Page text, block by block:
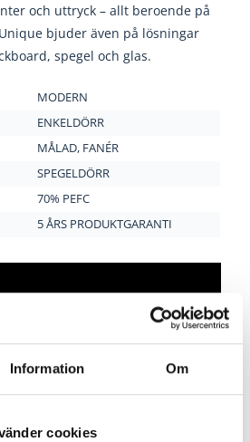
Information Om
cookies
och uttryck – allt beroende på
bjuder även på lösningar
spegel och glas.
MODERN
ENKELDÖRR
MÅLAD, FANÉR
SPEGELDÖRR
70% PEFC
5 ÅRS PRODUKTGARANTI